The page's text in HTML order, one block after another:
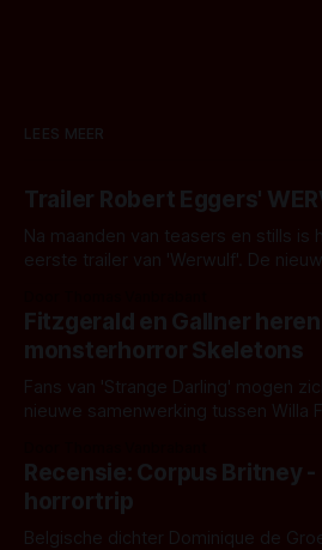
LEES MEER
Trailer Robert Eggers'
Na maanden van teasers en stills is
eerste trailer van 'Werwulf'. De
kille stijl vol folklore en mythe. Het
het het al raden?)... de weerwolf.
Fitzgerald en Gallner
monsterhorror Skeletons
Fans van 'Strange Darling' mogen
nieuwe samenwerking tussen Willa
'Skeletons', een nieuwe creature
opnames zijn gestart in Australië.
Recensie: Corpus Britney
horrortrip
Belgische dichter Dominique de